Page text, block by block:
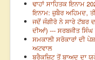
ਢਾਹਾਂ ਸਾਹਿਤਕ ਇਨਾਮ
ਇਨਾਮ: ਜ਼ੁਬੈਰ ਅਹਿਮਦ,
ਜਦੋਂ ਜੰਗੀਰੋ ਨੇ ਸਾਰੇ ਟੱਬਰ
ਦੀਆਂ) --- ਸਰਬਜੀਤ
ਸਮਕਾਲੀ ਸਰੋਕਾਰਾਂ ਦੀ
ਅਟਵਾਲ
ਬਰੈਕਜ਼ਿਟ ਤੋਂ ਬਾਅਦ ਦਾ